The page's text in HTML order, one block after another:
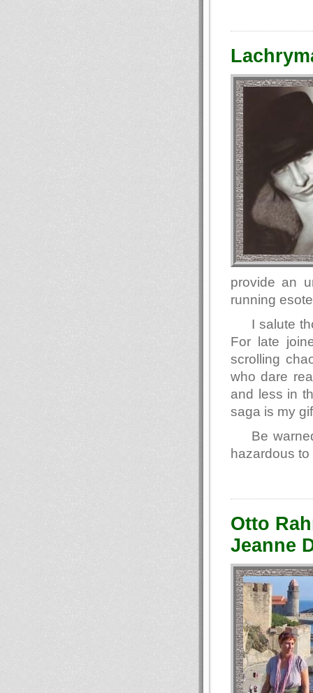
provide an
running
I salute
For late
scrolling
who dare
and less in
saga is my
Be
hazardous
Otto
Jeanne